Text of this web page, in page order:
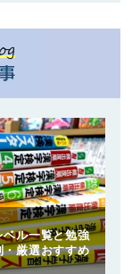
ベル一覧と勉強
・厳選おすすめ